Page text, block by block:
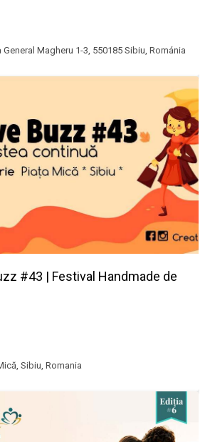
General Magheru 1-3, 550185 Sibiu, Románia
#43 | Festival Handmade de
Sibiu, Romania